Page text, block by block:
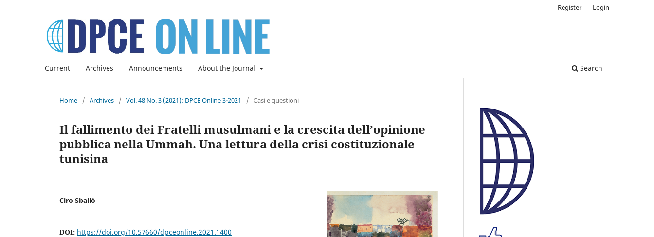
Current Archives Announcements About the Journal Search
Register Login
Home / Archives / Vol. 48 No. 3 (2021): DPCE Online 3-2021 / Casi e questioni
Il fallimento dei Fratelli musulmani e la crescita dell’opinione
pubblica nella Ummah. Una lettura della crisi costituzionale
tunisina
Ciro Sbailò
DOI: https://doi.org/10.57660/dpceonline.2021.1400